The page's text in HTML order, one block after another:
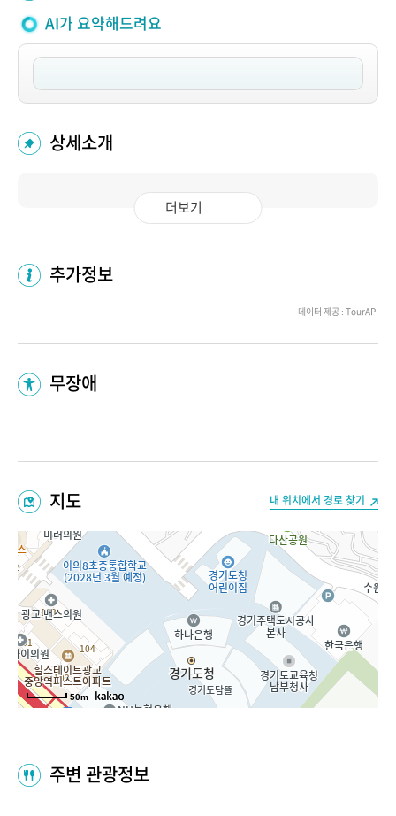
AI가 요약해드려요
상세소개
더보기
추가정보
데이터 제공 : TourAPI
무장애
지도 내 위치에서 경로 찾기
50m
주변 관광정보